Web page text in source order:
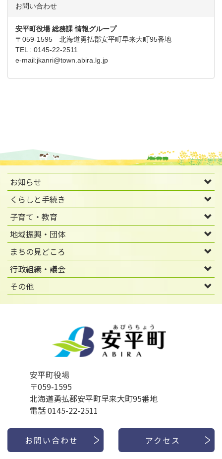
お問い合わせ
安平町役場 総務課 情報グループ
〒059-1595 北海道勇払郡安平町早来大町95番地
TEL : 0145-22-2511
e-mail:jkanri@town.abira.lg.jp
お知らせ
くらしと手続き
子育て・教育
地域振興・団体
まちの見どころ
行政組織・議会
その他
安平町役場
〒059-1595
北海道勇払郡安平町早来大町95番地
電話 0145-22-2511
お問い合わせ アクセス